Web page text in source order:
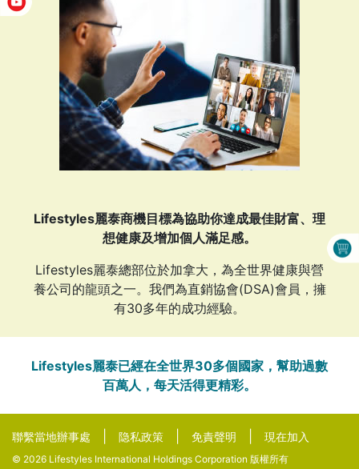
Lifestyles麗泰商機目標為協助你達成最佳財富、理
想健康及增加個人滿足感。
Lifestyles麗泰總部位於加拿大，為全世界健康與營
養公司的龍頭之一。我們為直銷協會(DSA)會員，擁
有30多年的成功經驗。
Lifestyles麗泰已經在全世界30多個國家，幫助過數
百萬人，每天活得更精彩。
聯繫當地辦事處 隐私政策 免責聲明 現在加入
© 2026 Lifestyles International Holdings Corporation 版權所有